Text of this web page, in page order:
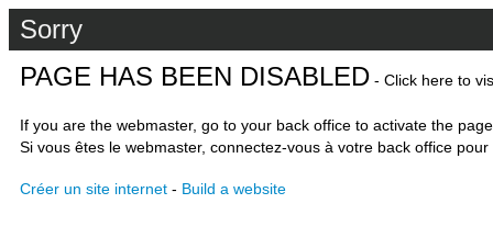
Sorry
PAGE HAS BEEN DISABLED - Click here to
If you are the webmaster, go to your back office to activate the
Si vous êtes le webmaster, connectez-vous à votre back office
Créer un site internet - Build a website